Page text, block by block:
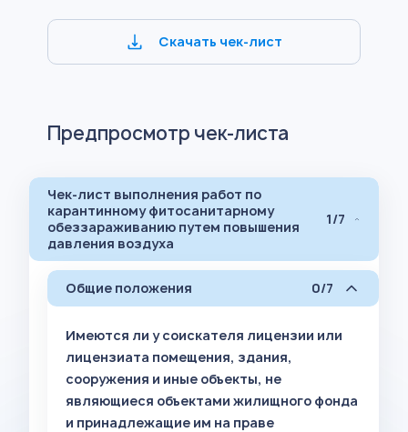
Скачать чек-лист
Предпросмотр чек-листа
Чек-лист выполнения работ по
карантинному фитосанитарному
обеззараживанию путем повышения
давления воздуха
1/7
Общие положения 0/7
Имеются ли у соискателя лицензии или
лицензиата помещения, здания,
сооружения и иные объекты, не
являющиеся объектами жилищного фонда
и принадлежащие им на праве